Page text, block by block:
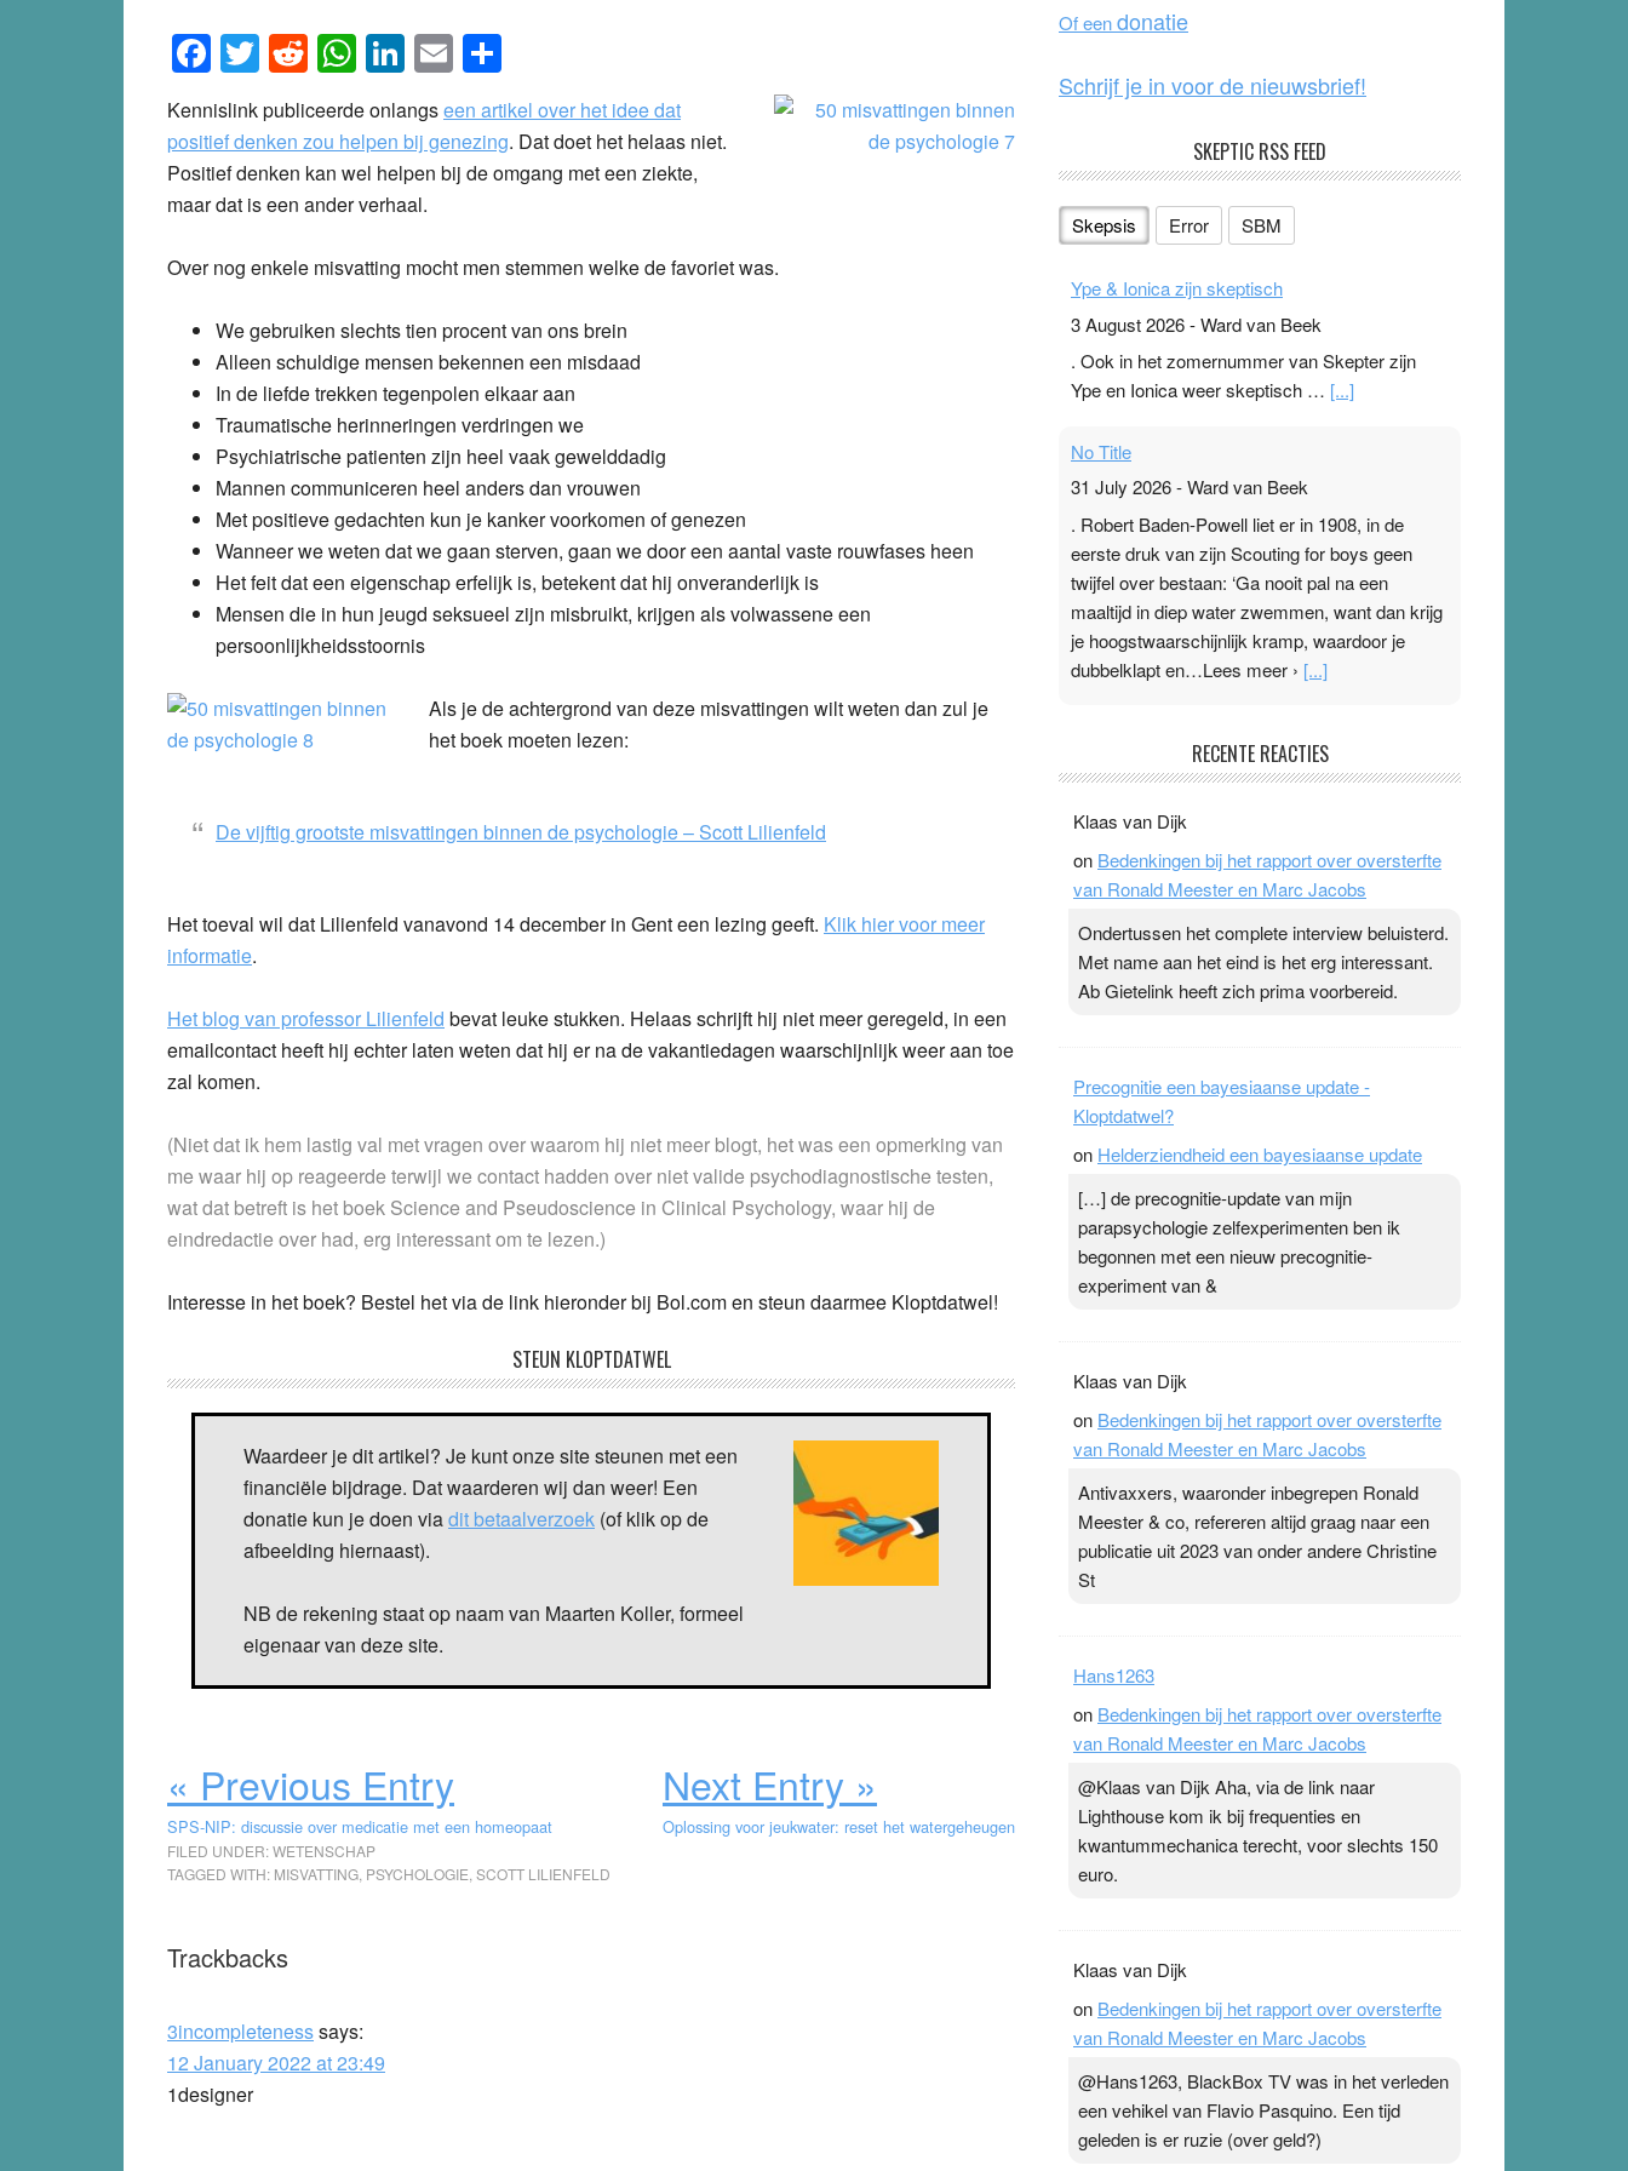
Facebook
Twitter
Reddit
WhatsApp
LinkedIn
Email
Kennislink publiceerde onlangseen artikel over het idee dat
positief denken zou helpen bij genezing. Dat doet het helaas niet.
Positief denken kan wel helpen bij de omgang met een ziekte,
maar dat is een ander verhaal.
Over nog enkele misvatting mocht men stemmen welke de favoriet was.
We gebruiken slechts tien procent van ons brein
Alleen schuldige mensen bekennen een misdaad
In de liefde trekken tegenpolen elkaar aan
Traumatische herinneringen verdringen we
Psychiatrische patienten zijn heel vaak gewelddadig
Mannen communiceren heel anders dan vrouwen
Met positieve gedachten kun je kanker voorkomen of genezen
Wanneer we weten dat we gaan sterven, gaan we door een aantal vaste rouwfases heen
Het feit dat een eigenschap erfelijk is, betekent dat hij onveranderlijk is
Mensen die in hun jeugd seksueel zijn misbruikt, krijgen als volwassene een
persoonlijkheidsstoornis
Als je de achtergrond van deze misvattingen wilt weten dan zul je
het boek moeten lezen:
De vijftig grootste misvattingen binnen de psychologie – Scott Lilienfeld
Het toeval wil dat Lilienfeld vanavond 14 december in Gent een lezing geeft. Klik hier voor meer
informatie.
Het blog van professor Lilienfeld bevat leuke stukken. Helaas schrijft hij niet meer geregeld, in een
emailcontact heeft hij echter laten weten dat hij er na de vakantiedagen waarschijnlijk weer aan toe
zal komen.
(Niet dat ik hem lastig val met vragen over waarom hij niet meer blogt, het was een opmerking van
me waar hij op reageerde terwijl we contact hadden over niet valide psychodiagnostische testen,
wat dat betreft is het boek Science and Pseudoscience in Clinical Psychology, waar hij de
eindredactie over had, erg interessant om te lezen.)
Interesse in het boek? Bestel het via de link hieronder bij Bol.com en steun daarmee Kloptdatwel!
STEUN KLOPTDATWEL
Waardeer je dit artikel? Je kunt onze site steunen met een
financiële bijdrage. Dat waarderen wij dan weer! Een
donatie kun je doen viadit betaalverzoek (of klik op de
afbeelding hiernaast).
NB de rekening staat op naam van Maarten Koller, formeel
eigenaar van deze site.
« Previous Entry
SPS-NIP: discussie over medicatie met een homeopaat
Next Entry »
Oplossing voor jeukwater: reset het watergeheugen
FILED UNDER:WETENSCHAP
TAGGED WITH: MISVATTING PSYCHOLOGIE SCOTT LILIENFELD
Reader
Trackbacks
3incompletenesssays:
12 January 2022 at 23:49
1designer
k
Of eendonatie
Schrijf je in voor de nieuwsbrief!
SKEPTIC RSS FEED
Skepsis Error SBM
Ype & Ionica zijn skeptisch
3 August 2026-Ward van Beek
. Ook in het zomernummer van Skepter zijn
Ype en Ionica weer skeptisch … [...]
No Title
31 July 2026-Ward van Beek
. Robert Baden-Powell liet er in 1908, in de
eerste druk van zijn Scouting for boys geen
twijfel over bestaan: ‘Ga nooit pal na een
maaltijd in diep water zwemmen, want dan krijg
je hoogstwaarschijnlijk kramp, waardoor je
dubbelklapt en…Lees meer › [...]
Ward van Beek
topsporters. Ze hopen ermee hun hartslag te
verlagen terwijl ze meer zuurstof opnemen.
Daarop heeft zo’n pleister geen effect. Maar het
zijn. Door…Lees meer Pleisterplakkers in de
topspsort › [...]
RECENTE REACTIES
Klaas van Dijk
on Bedenkingen bij het rapport over oversterfte
van Ronald Meester en Marc Jacobs
Ondertussen het complete interview beluisterd.
Met name aan het eind is het erg interessant.
Ab Gietelink heeft zich prima voorbereid.
Precognitie een bayesiaanse update -
Kloptdatwel?
on Helderziendheid een bayesiaanse update
[…] de precognitie-update van mijn
parapsychologie zelfexperimenten ben ik
begonnen met een nieuw precognitie-
experiment van &
Klaas van Dijk
on Bedenkingen bij het rapport over oversterfte
van Ronald Meester en Marc Jacobs
Antivaxxers, waaronder inbegrepen Ronald
Meester & co, refereren altijd graag naar een
publicatie uit 2023 van onder andere Christine
St
Hans1263
on Bedenkingen bij het rapport over oversterfte
van Ronald Meester en Marc Jacobs
@Klaas van Dijk Aha, via de link naar
Lighthouse kom ik bij frequenties en
kwantummechanica terecht, voor slechts 150
euro.
Klaas van Dijk
on Bedenkingen bij het rapport over oversterfte
van Ronald Meester en Marc Jacobs
@Hans1263, BlackBox TV was in het verleden
een vehikel van Flavio Pasquino. Een tijd
geleden is er ruzie (over geld?)